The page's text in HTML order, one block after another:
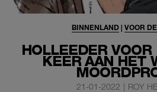
HOLLEEDER
KEER AAN HET
BINNENLAND | VOOR
21-01-2022 | ROY